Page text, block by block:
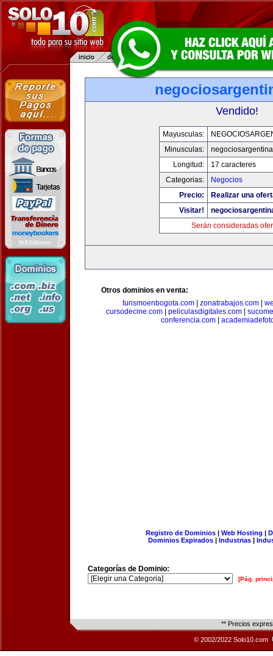
Vendido!
Mayusculas:
Minusculas:
Longitud:
17 caracteres
Categorias:
Negocios
Precio:
Realizar una
Visitar!
Serán consideradas
Otros dominios en venta:
turismoenbogota.com
zonatrabajos.com
cursodecine.com
peliculasdigitales.com
conferencia.com
Registro de Dominios| Web Hosting |
Dominios Expirados | Industrias |
Categorías de Dominio:
[Pág.
** Precios
© 2002/2022 Solo10.com